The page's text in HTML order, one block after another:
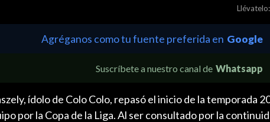
Llévatelo:
Agréganos como tu fuente preferida en Google
Suscríbete a nuestro canal de Whatsapp
ídolo de Colo Colo, repasó el inicio de la temporada
por la Copa de la Liga. Al ser consultado por la